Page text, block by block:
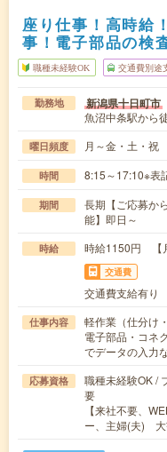
座り仕事！高時給
事！電子部品の検
職種未経験OK 交通費別途
勤務地 新潟県十日町市
魚沼中条駅から
曜日頻度 月～金・土・祝
時間 8:15～17:10※表
期間
長期【ご応募か
能】即日～
時給 時給1150円 【
交通費
交通費支給有り
仕事内容
軽作業（仕分け
電子部品・コネ
でデータの入力
応募資格
職種未経験OK /
要
【来社不要、
ー、主婦(夫)